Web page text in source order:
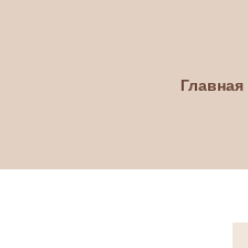
Главная